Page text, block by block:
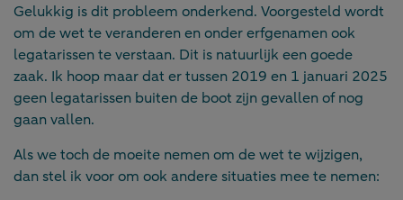
Gelukkig is dit probleem onderkend. Voorgesteld wordt
om de wet te veranderen en onder erfgenamen ook
legatarissen te verstaan. Dit is natuurlijk een goede
zaak. Ik hoop maar dat er tussen 2019 en 1 januari 2025
geen legatarissen buiten de boot zijn gevallen of nog
gaan vallen.
Als we toch de moeite nemen om de wet te wijzigen,
dan stel ik voor om ook andere situaties mee te nemen: